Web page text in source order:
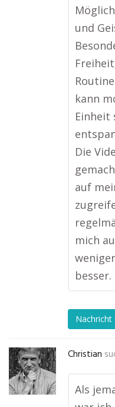
und
kann
Einheit
Die
auf
mich
besser.
Nachricht
Christian
Als